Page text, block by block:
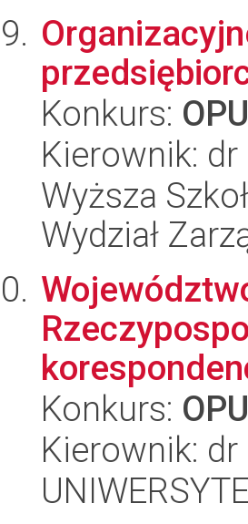
Konkurs:
Kierownik:
Wyższa
Wydział
Konkurs:
Kierownik: